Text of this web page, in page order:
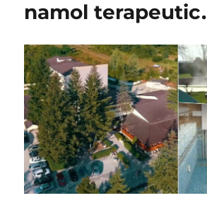
namol terapeutic.